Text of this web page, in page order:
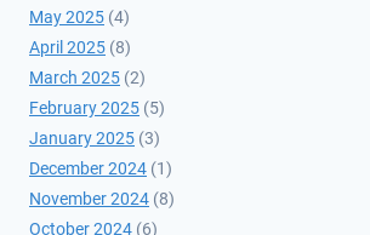
May 2025 (4)
April 2025 (8)
March 2025 (2)
February 2025 (5)
January 2025 (3)
December 2024 (1)
November 2024 (8)
October 2024 (6)